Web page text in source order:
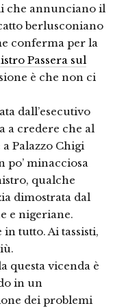
che annunciano il
berlusconiano
conferma per la
Passera sul
è che non ci
dall’esecutivo
a credere che al
Palazzo Chigi
po’ minacciosa
qualche
dimostrata dal
e nigeriane.
tutto. Ai tassisti,
questa vicenda è
in un
dei problemi